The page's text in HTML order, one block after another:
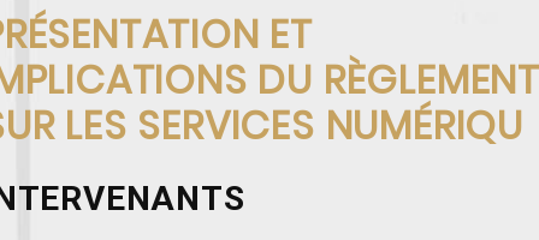
ET
DU RÈGLEMENT
LES SERVICES NUMÉRIQU